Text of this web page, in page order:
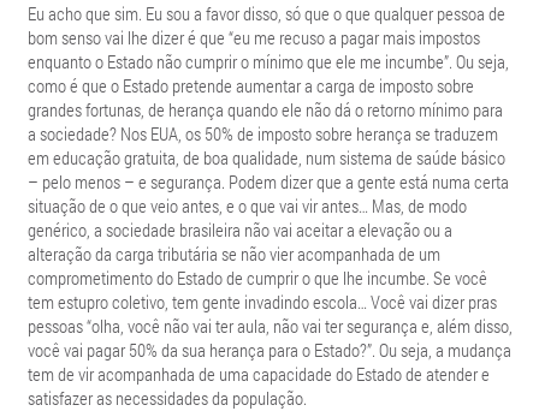
Eu acho que sim. Eu sou a favor disso, só que o que qualquer pessoa de
bom senso vai lhe dizer é que “eu me recuso a pagar mais impostos
enquanto o Estado não cumprir o mínimo que ele me incumbe”. Ou seja,
como é que o Estado pretende aumentar a carga de imposto sobre
grandes fortunas, de herança quando ele não dá o retorno mínimo para
a sociedade? Nos EUA, os 50% de imposto sobre herança se traduzem
em educação gratuita, de boa qualidade, num sistema de saúde básico
– pelo menos – e segurança. Podem dizer que a gente está numa certa
situação de o que veio antes, e o que vai vir antes… Mas, de modo
genérico, a sociedade brasileira não vai aceitar a elevação ou a
alteração da carga tributária se não vier acompanhada de um
comprometimento do Estado de cumprir o que lhe incumbe. Se você
tem estupro coletivo, tem gente invadindo escola… Você vai dizer pras
pessoas “olha, você não vai ter aula, não vai ter segurança e, além disso,
você vai pagar 50% da sua herança para o Estado?”. Ou seja, a mudança
tem de vir acompanhada de uma capacidade do Estado de atender e
satisfazer as necessidades da população.